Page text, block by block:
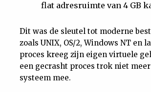
flat adresruimte van 4 GB
Dit was de sleutel tot moderne
zoals UNIX, OS/2, Windows NT en
proces kreeg zijn eigen virtuele
een gecrasht proces trok niet
systeem mee.